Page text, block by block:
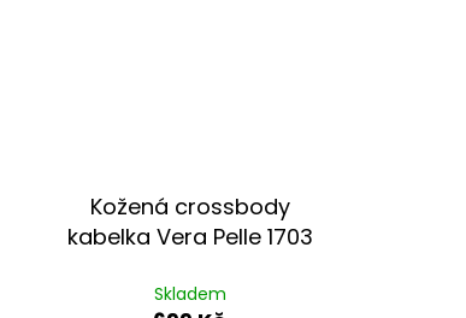
Kožená crossbody
kabelka Vera Pelle 1703
Skladem